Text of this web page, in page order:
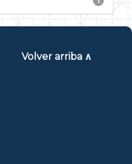
Volver arriba ∧